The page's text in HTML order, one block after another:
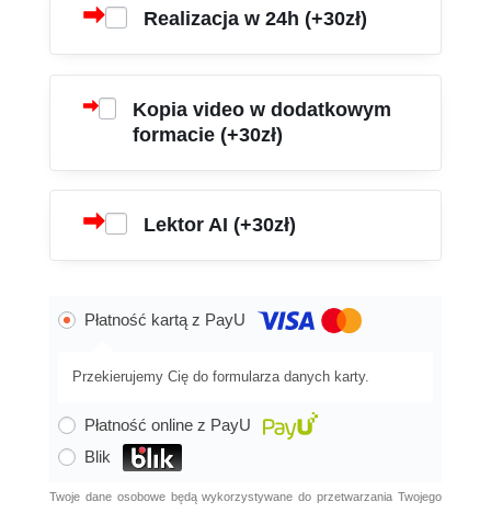
Realizacja w 24h (+30zł)
Kopia video w dodatkowym
formacie (+30zł)
Lektor AI (+30zł)
Płatność kartą z PayU
Przekierujemy Cię do formularza danych karty.
Płatność online z PayU
Blik
Twoje dane osobowe będą wykorzystywane do przetwarzania Twojego